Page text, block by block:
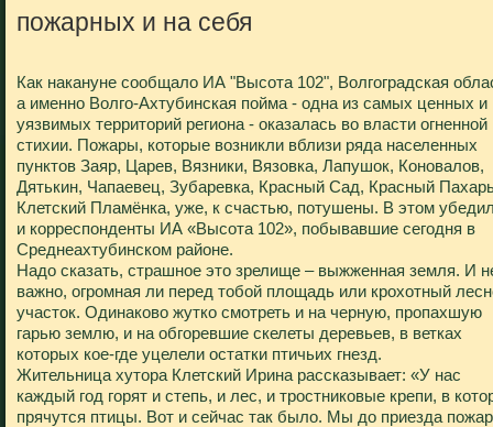
пожарных и на себя
Как накануне сообщало ИА "Высота 102", Волгоградская
а именно Волго-Ахтубинская пойма - одна из самых ценных и
уязвимых территорий региона - оказалась во власти огненной
стихии. Пожары, которые возникли вблизи ряда населенных
пунктов Заяр, Царев, Вязники, Вязовка, Лапушок, Коновалов,
Дятькин, Чапаевец, Зубаревка, Красный Сад, Красный
Клетский Пламёнка, уже, к счастью, потушены. В этом
и корреспонденты ИА «Высота 102», побывавшие сегодня в
Среднеахтубинском районе.
Надо сказать, страшное это зрелище – выжженная земля. И
важно, огромная ли перед тобой площадь или крохотный
участок. Одинаково жутко смотреть и на черную, пропахшую
гарью землю, и на обгоревшие скелеты деревьев, в ветках
которых кое-где уцелели остатки птичьих гнезд.
Жительница хутора Клетский Ирина рассказывает: «У нас
каждый год горят и степь, и лес, и тростниковые крепи, в
прячутся птицы. Вот и сейчас так было. Мы до приезда